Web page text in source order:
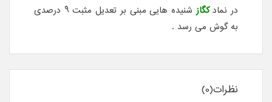
در نمادکگاز
شنیده هایی مبنی بر تعدیل مثبت 9 درصدی
به گوش می رسد .
نظرات(0)